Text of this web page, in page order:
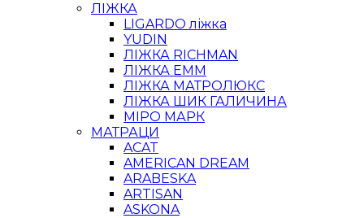
ЛІЖКА
LIGARDO ліжка
YUDIN
ЛІЖКА RICHMAN
ЛІЖКА ЕММ
ЛІЖКА МАТРОЛЮКС
ЛІЖКА ШИК ГАЛИЧИНА
МІРО МАРК
МАТРАЦИ
ACAT
AMERICAN DREAM
ARABESKA
ARTISAN
ASKONA